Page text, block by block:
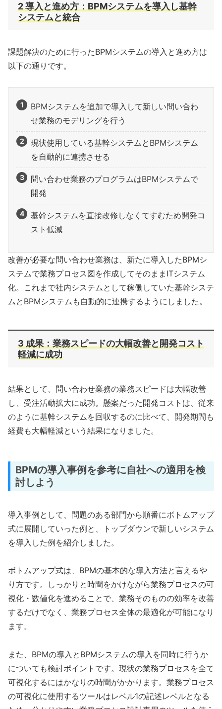
2 導入と進め方：BPMシステムを導入し基幹
システムと統合
課題解決のために行ったBPMシステムの導入と進め方は
以下の通りです。
BPMシステムを追加で導入して新しい問い合わ
せ業務のモデリングを行う
現状使用している基幹システムとBPMシステム
を自動的に連携させる
問い合わせ業務のプログラムはBPMシステムで
開発
基幹システムを直接改修しなくてすむため開発コ
スト低減
改善が必要な問い合わせ業務は、新たに導入したBPMシ
ステムで業務プロセス図を作成してそのままITシステム
化。これまで社内システムとして稼働していた基幹システ
ムとBPMシステムも自動的に連携するようにしました。
3 成果：業務スピードの大幅改善と開発コスト
軽減に成功
結果として、問い合わせ業務の業務スピードは大幅改善
し、受注活動拡大に成功。懸案だった開発コストは、従来
のように基幹システムを回収するのに比べて、開発期間も
経費も大幅軽減という結果になりました。
BPMの導入事例を参考に自社への適用を検
討しよう
導入事例として、問題のある部門から順番にボトムアップ
式に展開していった例と、トップダウンで新しいシステム
を導入した例を紹介しました。
ボトムアップ式は、BPMの基本的な導入方法と言えるや
り方です。しっかりと時間をかけながら業務プロセスの可
視化・数値化を進めることで、業務そのものの効率を改善
するだけでなく、業務プロセス全体の最適化が可能になり
ます。
また、BPMの導入とBPMシステムの導入を同時に行うか
についても検討ポイントです。現状の業務プロセスを全て
可視化するにはかなりの時間がかかります。業務プロセス
の可視化に使用するツールはレベル1の記述レベルとなる